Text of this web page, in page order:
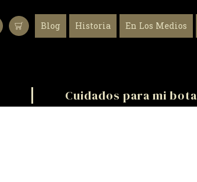
Blog Historia En Los Medios
Cuidados para mi bota